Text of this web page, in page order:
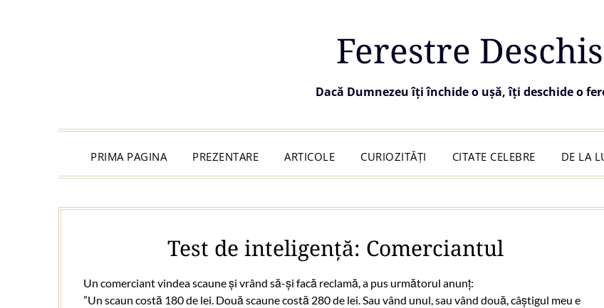
Ferestre
Dacă Dumnezeu îți închide o ușă, îți deschide o
PRIMA PAGINA PREZENTARE ARTICOLE CURIOZITĂȚI CITATE CELEBRE DE LA
Test de inteligență: Comerciantul
Un comerciant vindea scaune și vrând să-și facă reclamă, a pus următorul anunț:
”Un scaun costă 180 de lei. Două scaune costă 280 de lei. Sau vând unul, sau vând două, câștigul meu e